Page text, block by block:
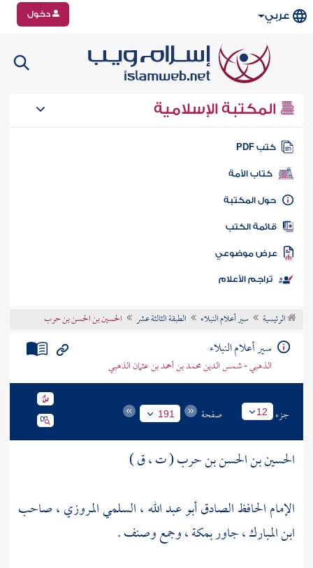
عربي دخول
المكتبة الإسلامية
كتب PDF
كتاب الأمة
المكتبة
الكتب
موضوعي
تراجم الأعلام
الرئيسية سير أعلام النبلاء الطبقة الثالثة عشر الحسين بن الحسن بن حرب
سير أعلام النبلاء
الذهبي - شمس الدين محمد بن أحمد بن عثمان الذهبي
جزء 12 صفحة 191
الحسين بن الحسن بن حرب ( ت ، ق )
الإمام الحافظ الصادق أبو عبد الله ، السلمي المروزي ، صاحب
ابن المبارك، جاوربمكة، وجمع وصنف .